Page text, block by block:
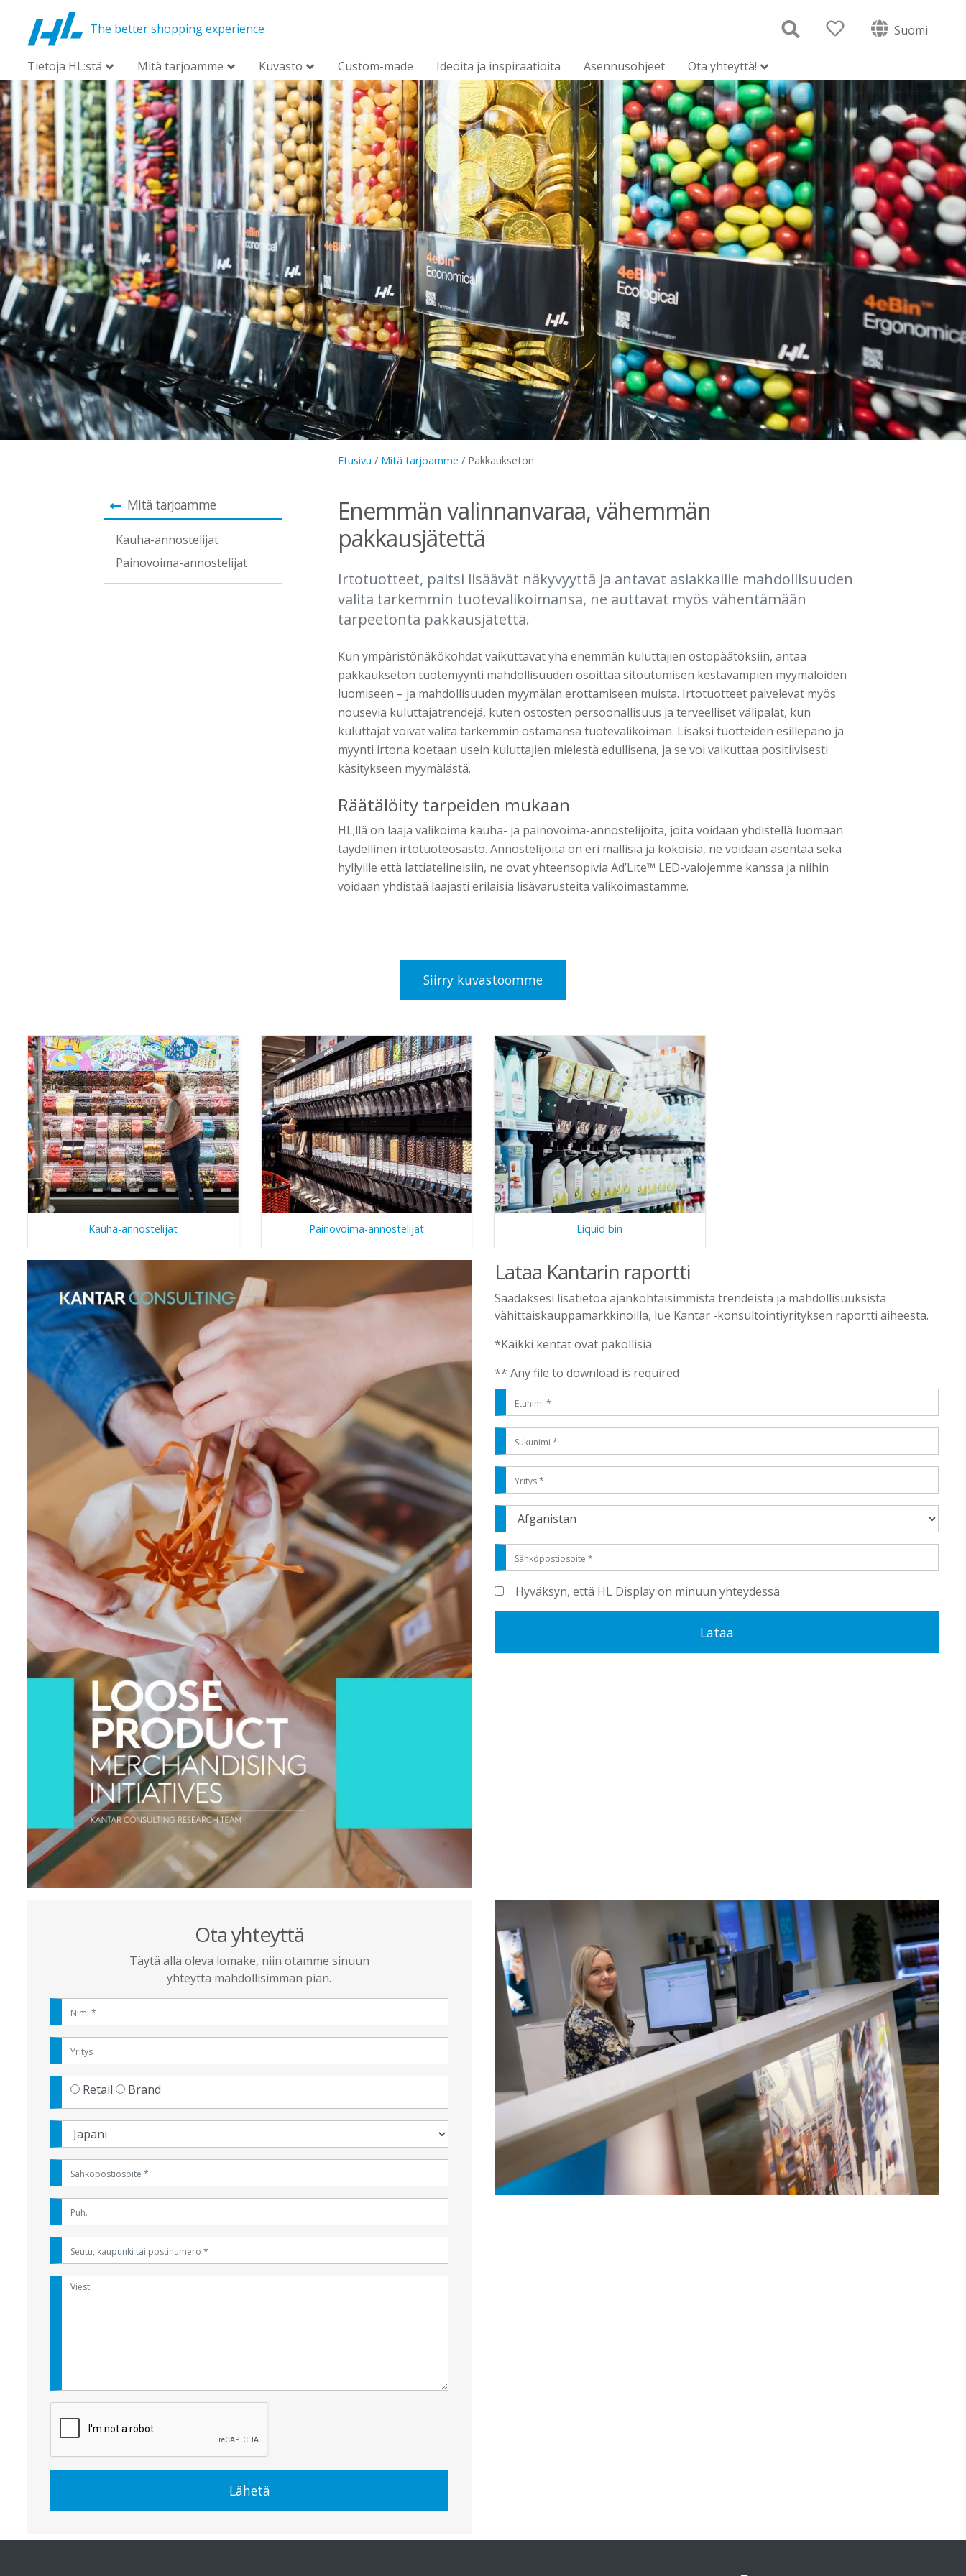
The better shopping experience Suomi
Tietoja HL:stä Mitä tarjoamme Kuvasto Custom-made Ideoita ja inspiraatioita Asennusohjeet Ota yhteyttä!
Etusivu / Mitä tarjoamme / Pakkaukseton
Mitä tarjoamme
Kauha-annostelijat
Painovoima-annostelijat
Enemmän valinnanvaraa, vähemmän
pakkausjätettä
Irtotuotteet, paitsi lisäävät näkyvyyttä ja antavat asiakkaille mahdollisuuden
valita tarkemmin tuotevalikoimansa, ne auttavat myös vähentämään
tarpeetonta pakkausjätettä.
Kun ympäristönäkökohdat vaikuttavat yhä enemmän kuluttajien ostopäätöksiin, antaa
pakkaukseton tuotemyynti mahdollisuuden osoittaa sitoutumisen kestävämpien myymälöiden
luomiseen – ja mahdollisuuden myymälän erottamiseen muista. Irtotuotteet palvelevat myös
nousevia kuluttajatrendejä, kuten ostosten persoonallisuus ja terveelliset välipalat, kun
kuluttajat voivat valita tarkemmin ostamansa tuotevalikoiman. Lisäksi tuotteiden esillepano ja
myynti irtona koetaan usein kuluttajien mielestä edullisena, ja se voi vaikuttaa positiivisesti
käsitykseen myymälästä.
Räätälöity tarpeiden mukaan
HL;llä on laaja valikoima kauha- ja painovoima-annostelijoita, joita voidaan yhdistellä luomaan
täydellinen irtotuoteosasto. Annostelijoita on eri mallisia ja kokoisia, ne voidaan asentaa sekä
hyllyille että lattiatelineisiin, ne ovat yhteensopivia Ad’Lite™ LED-valojemme kanssa ja niihin
voidaan yhdistää laajasti erilaisia lisävarusteita valikoimastamme.
Siirry kuvastoomme
Kauha-annostelijat Painovoima-annostelijat Liquid bin
Lataa Kantarin raportti
Saadaksesi lisätietoa ajankohtaisimmista trendeistä ja mahdollisuuksista
vähittäiskauppamarkkinoilla, lue Kantar -konsultointiyrityksen raportti aiheesta.
*Kaikki kentät ovat pakollisia
** Any file to download is required
Hyväksyn, että HL Display on minuun yhteydessä
Lataa
Ota yhteyttä
Täytä alla oleva lomake, niin otamme sinuun
yhteyttä mahdollisimman pian.
Retail Brand
Lähetä